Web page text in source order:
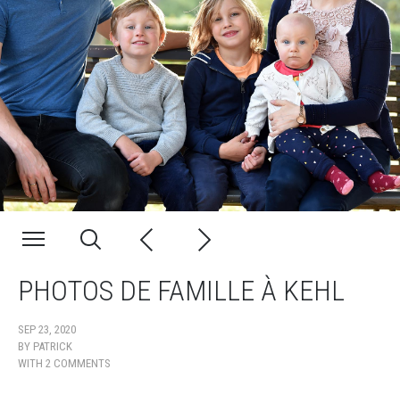
PHOTOS DE FAMILLE À KEHL
SEP 23, 2020
BY PATRICK
WITH 2 COMMENTS